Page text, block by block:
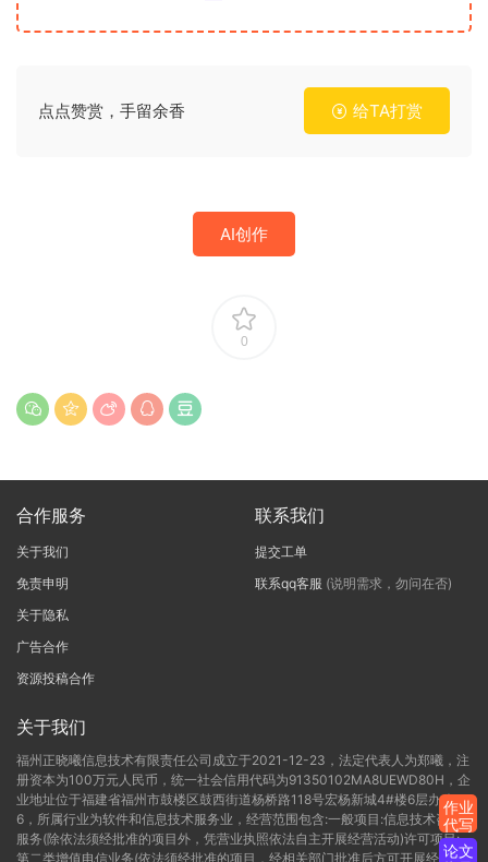
点点赞赏，手留余香 给TA打赏
AI创作
0
合作服务
关于我们
免责申明
关于隐私
广告合作
资源投稿合作
联系我们
提交工单
联系qq客服 (说明需求，勿问在否)
关于我们
福州正晓曦信息技术有限责任公司成立于2021-12-23，法定代表人为郑曦，注
册资本为100万元人民币，统一社会信用代码为91350102MA8UEWD80H，企
业地址位于福建省福州市鼓楼区鼓西街道杨桥路118号宏杨新城4#楼6层办公C-
6，所属行业为软件和信息技术服务业，经营范围包含:一般项目:信息技术咨询
服务(除依法须经批准的项目外，凭营业执照依法自主开展经营活动)许可项目:
第二类增值电信业务(依法须经批准的项目，经相关部门批准后方可开展经营活
作业
代写
论文